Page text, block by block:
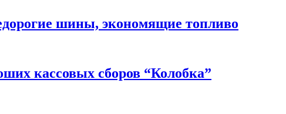
шины, экономящие топливо
кассовых сборов “Колобка”